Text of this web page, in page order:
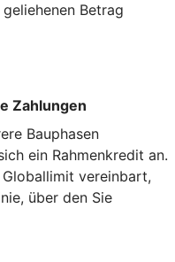
Betrag
Zahlungen
Bauphasen
ein Rahmenkredit an.
vereinbart,
über den Sie